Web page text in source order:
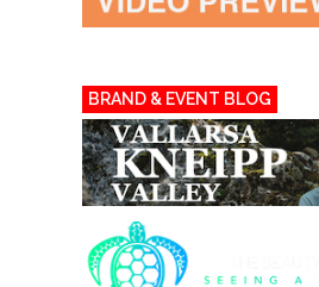
BRAND & EVENT BLOG